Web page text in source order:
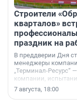
Строители
кварталов»
праздник на
В преддверии Дня
менеджеры
„Терминал-Ресурс“
компании,
осторожного
7 августа, 18:00